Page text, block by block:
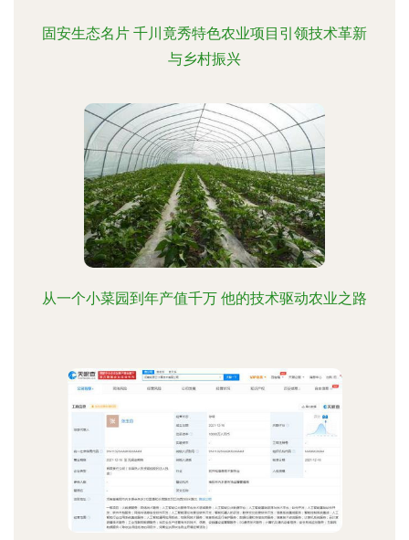
固安生态名片 千川竟秀特色农业项目引领技术革新
与乡村振兴
从一个小菜园到年产值千万 他的技术驱动农业之路